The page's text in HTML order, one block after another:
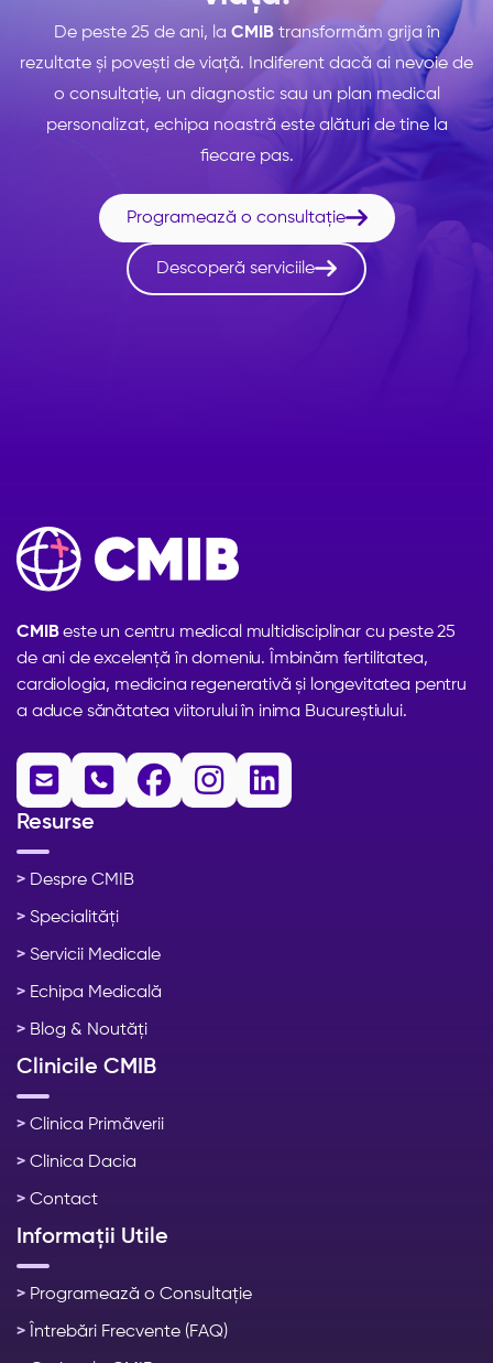
De peste 25 de ani, la CMIBtransformăm grija în
rezultate și povești de viață. Indiferent dacă ai nevoie de
o consultație, un diagnostic sau un plan medical
personalizat, echipa noastră este alături de tine la
fiecare pas.
Programează o consultație
Descoperă serviciile
CMIBeste un centru medical multidisciplinar cu peste 25
de ani de excelență în domeniu. Îmbinăm fertilitatea,
cardiologia, medicina regenerativă și longevitatea pentru
a aduce sănătatea viitorului în inima Bucureștiului.
    
Resurse
> Despre CMIB
> Specialități
> Servicii Medicale
> Echipa Medicală
> Blog & Noutăți
Clinicile CMIB
> Clinica Primăverii
> Clinica Dacia
> Contact
Informații Utile
> Programează o Consultație
> Întrebări Frecvente (FAQ)